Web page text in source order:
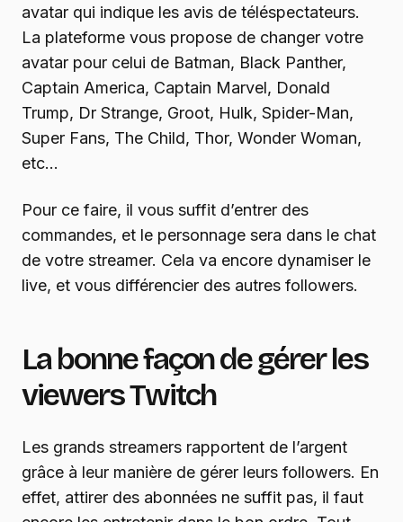
avatar qui indique les avis de téléspectateurs.
La plateforme vous propose de changer votre
avatar pour celui de Batman, Black Panther,
Captain America, Captain Marvel, Donald
Trump, Dr Strange, Groot, Hulk, Spider-Man,
Super Fans, The Child, Thor, Wonder Woman,
etc…
Pour ce faire, il vous suffit d’entrer des
commandes, et le personnage sera dans le chat
de votre streamer. Cela va encore dynamiser le
live, et vous différencier des autres followers.
La bonne façon de gérer les
viewers Twitch
Les grands streamers rapportent de l’argent
grâce à leur manière de gérer leurs followers. En
effet, attirer des abonnées ne suffit pas, il faut